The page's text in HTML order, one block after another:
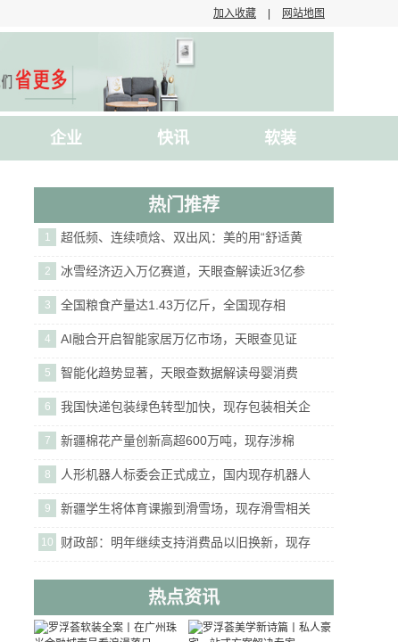
加入收藏 网站地图
企业 快讯 软装
热门推荐
1 超低频、连续喷焓、双出风：美的用“舒适黄
2 冰雪经济迈入万亿赛道，天眼查解读近3亿参
3 全国粮食产量达1.43万亿斤，全国现存相
4 AI融合开启智能家居万亿市场，天眼查见证
5 智能化趋势显著，天眼查数据解读母婴消费
6 我国快递包装绿色转型加快，现存包装相关企
7 新疆棉花产量创新高超600万吨，现存涉棉
8 人形机器人标委会正式成立，国内现存机器人
9 新疆学生将体育课搬到滑雪场，现存滑雪相关
10 财政部：明年继续支持消费品以旧换新，现存
热点资讯